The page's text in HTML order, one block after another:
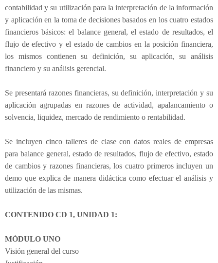
contabilidad y su utilización para la interpretación de la información
y aplicación en la toma de decisiones basados en los cuatro estados
financieros básicos: el balance general, el estado de resultados, el
flujo de efectivo y el estado de cambios en la posición financiera,
los mismos contienen su definición, su aplicación, su análisis
financiero y su análisis gerencial.
Se presentará razones financieras, su definición, interpretación y su
aplicación agrupadas en razones de actividad, apalancamiento o
solvencia, liquidez, mercado de rendimiento o rentabilidad.
Se incluyen cinco talleres de clase con datos reales de empresas
para balance general, estado de resultados, flujo de efectivo, estado
de cambios y razones financieras, los cuatro primeros incluyen un
demo que explica de manera didáctica como efectuar el análisis y
utilización de las mismas.
CONTENIDO CD 1, UNIDAD 1:
MÓDULO UNO
Visión general del curso